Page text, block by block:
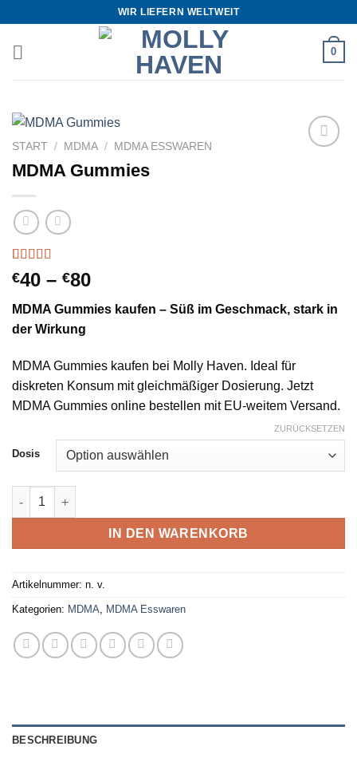
springen
WIR LIEFERN WELTWEIT
0
START / MDMA / MDMA ESSWAREN
MDMA Gummies
Bewertet
mit4.83
basierend
auf
6
Kundenbewertungen
€40 – €80Preisspanne:
bis
MDMA Gummies kaufen – Süß im Geschmack, stark in
der Wirkung
MDMA Gummies kaufen bei Molly Haven. Ideal für
diskreten Konsum mit gleichmäßiger Dosierung. Jetzt
MDMA Gummies online bestellen mit EU-weitem Versand.
Dosis
ZURÜCKSETZEN
MDMA Gummies Menge
IN DEN WARENKORB
Artikelnummer: n. v.
Kategorien: MDMA, MDMA Esswaren
BESCHREIBUNG